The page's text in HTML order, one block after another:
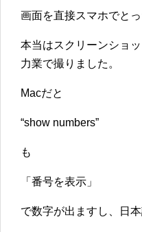
画面を直接スマホでと
本当はスクリーンショ
力業で撮りました。
Macだと
“show numbers”
も
「番号を表示」
で数字が出ますし、日